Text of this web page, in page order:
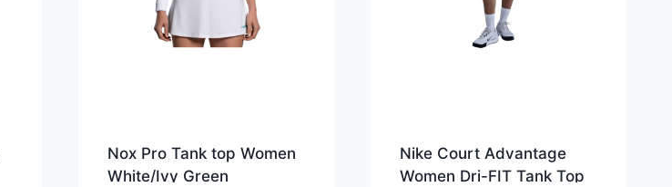
Nox Pro Tank top Women
White/Ivy Green
Nike Court Advantage
Women Dri-FIT Tank Top